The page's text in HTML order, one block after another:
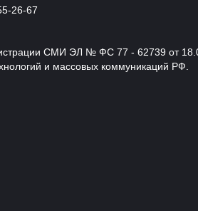
26-67
СМИ ЭЛ № ФС 77 - 62739 от
и массовых коммуникаций РФ.